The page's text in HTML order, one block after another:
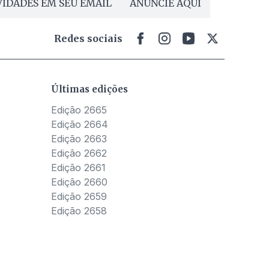
EM SEU EMAIL ANUNCIE AQUI
Redes sociais
Últimas edições
Edição 2665
Edição 2664
Edição 2663
Edição 2662
Edição 2661
Edição 2660
Edição 2659
Edição 2658